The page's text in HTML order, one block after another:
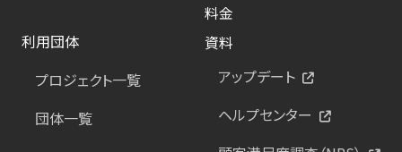
料金
利用団体
プロジェクト一覧
団体一覧
資料
アップデート
ヘルプセンター